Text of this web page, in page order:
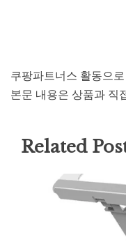
쿠팡파트너스 활동으
본문 내용은 상품과 직
Related